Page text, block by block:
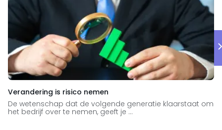
Verandering is risico nemen
De wetenschap dat de volgende generatie klaarstaat om
het bedrijf over te nemen, geeft je ...